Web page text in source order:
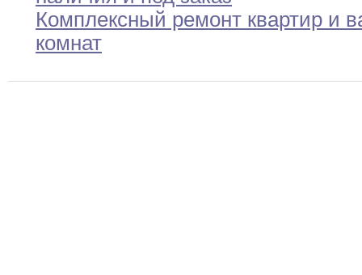
Комплексный ремонт квартир и
комнат